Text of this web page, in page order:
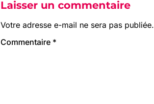
Laisser un commentaire
Votre adresse e-mail ne sera pas publiée.
Commentaire *